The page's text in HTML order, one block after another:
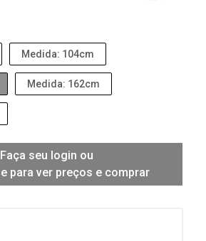
Medida: 104cm
Medida: 162cm
Faça seu login ou
para ver preços e comprar